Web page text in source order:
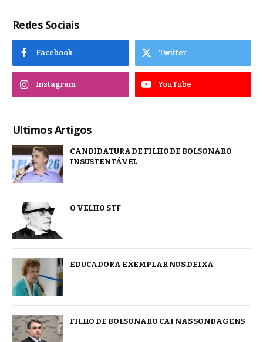
Redes Sociais
Facebook Twitter
Instagram YouTube
Ultimos Artigos
CANDIDATURA DE FILHO DE BOLSONARO
INSUSTENTÁVEL
O VELHO STF
EDUCADORA EXEMPLAR NOS DEIXA
FILHO DE BOLSONARO CAI NAS SONDAGENS